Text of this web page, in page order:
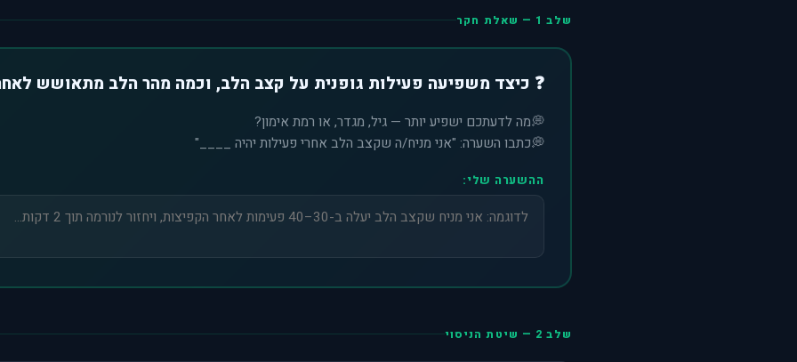
שלב 1 — שאלת חקר
❓ כיצד משפיעה פעילות גופנית על קצב הלב, וכמה מהר הלב מתאושש
מה לדעתכם ישפיע יותר — גיל, מגדר, או רמת אימון?
כתבו השערה: "אני מניח/ה שקצב הלב אחרי פעילות יהיה ____"
ההשערה שלי:
שלב 2 — שיטת הניסוי